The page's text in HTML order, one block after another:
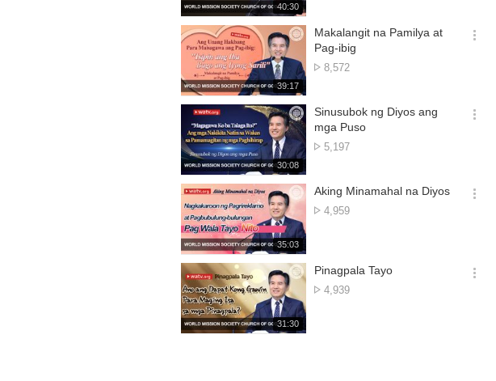
재
생
시
간
40:30
재
생
시
간
39:17
Makalangit na Pamilya at
Pag-ibig
Bilang
8,572
옵
재
생
시
간
30:08
Sinusubok ng Diyos ang
mga Puso
Bilang
5,197
옵
재
생
시
간
35:03
Aking Minamahal na Diyos
Bilang
4,959
옵
재
생
31:30
Pinagpala Tayo
Bilang
4,939
옵